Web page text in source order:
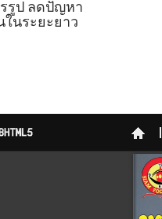
รูป ลดปัญหา
นระยะยาว